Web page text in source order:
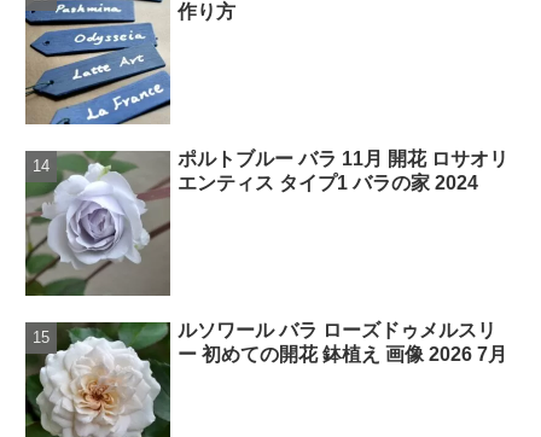
作り方
ポルトブルー バラ 11月 開花 ロサオリ
エンティス タイプ1 バラの家 2024
ルソワール バラ ローズドゥメルスリ
ー 初めての開花 鉢植え 画像 2026 7月